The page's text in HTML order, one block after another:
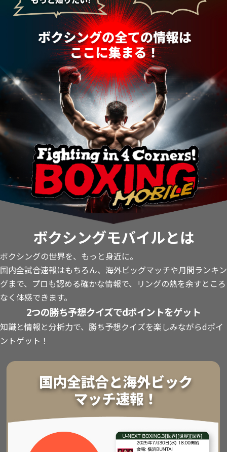
ボクシングモバイルとは
ボクシングの世界を、もっと身近に。
国内全試合速報はもちろん、海外ビッグマッチや月間ランキン
グまで、プロも認める確かな情報で、リングの熱を余すところ
なく体感できます。
2つの勝ち予想クイズでdポイントをゲット
知識と情報と分析力で、勝ち予想クイズを楽しみながらdポイ
ントゲット！